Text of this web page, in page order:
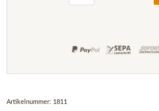
Artikelnummer: 1811